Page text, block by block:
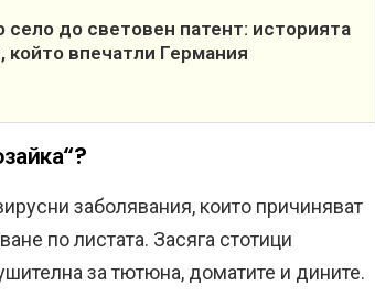
село до световен патент: историята
който впечатли Германия
заболявания, които причиняват
по листата. Засяга стотици
за тютюна, доматите и дините.